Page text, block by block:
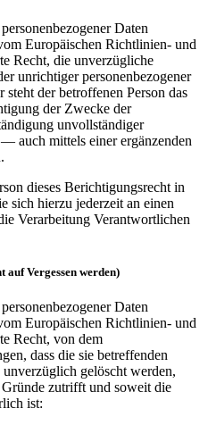
Daten
Europäischen Richtlinien- und
Recht, die unverzügliche
unrichtiger personenbezogener
steht der betroffenen Person das
der Zwecke der
unvollständiger
auch mittels einer ergänzenden
dieses Berichtigungsrecht in
sich hierzu jederzeit an einen
Verarbeitung Verantwortlichen
Vergessen werden)
Daten
Europäischen Richtlinien- und
Recht, von dem
dass die sie betreffenden
gelöscht werden,
zutrifft und soweit die
ist: